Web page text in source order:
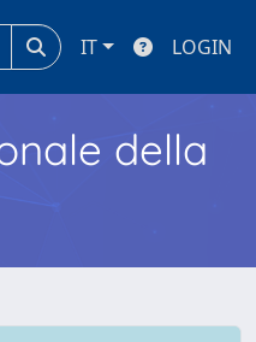
IT LOGIN
della